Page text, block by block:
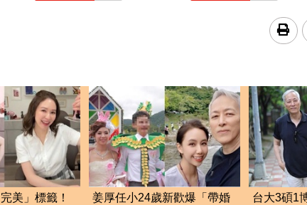
美」標籤！
姜厚任小24歲新歡爆「帶婚
台大3碩1